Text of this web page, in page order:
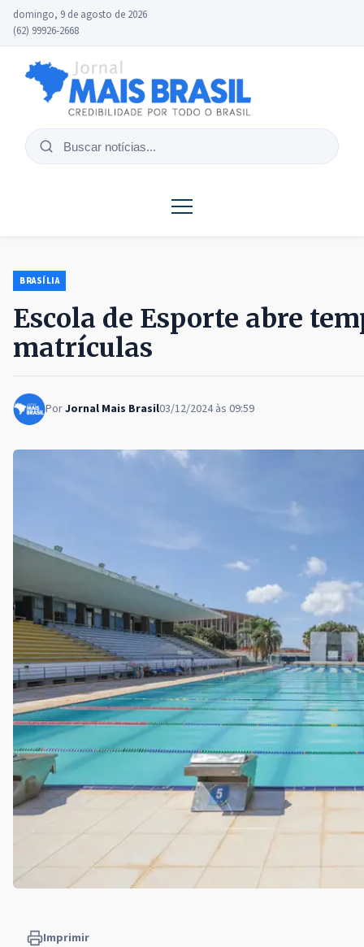
domingo, 9 de agosto de 2026
(62) 99926-2668
Buscar
BRASÍLIA
Escola de Esporte abre
matrículas
PorJornal Mais Brasil03/12/2024 às 09:59
Imprimir